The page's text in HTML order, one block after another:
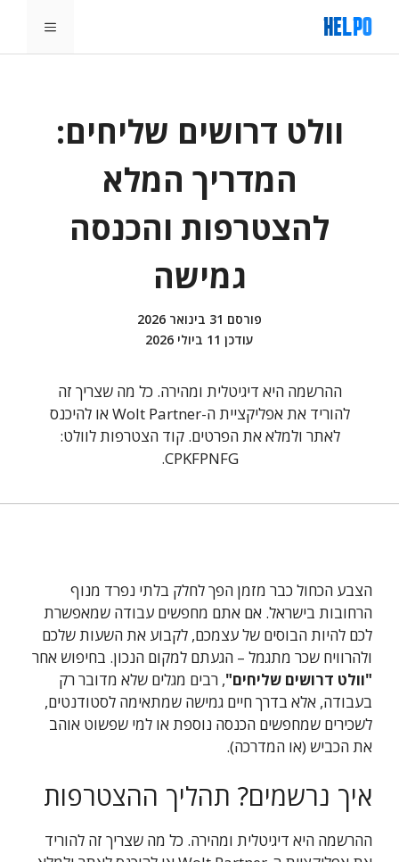
לתוכן
תפריט
וולט דרושים שליחים:
המדריך המלא
להצטרפות והכנסה
גמישה
פורסם 31 בינואר 2026
עודכן 11 ביולי 2026
ההרשמה היא דיגיטלית ומהירה. כל מה שצריך זה
להוריד את אפליקציית ה-Wolt Partner או להיכנס
לאתר ולמלא את הפרטים. קוד הצטרפות לוולט:
CPKFPNFG.
הצבע הכחול כבר מזמן הפך לחלק בלתי נפרד מנוף
הרחובות בישראל. אם אתם מחפשים עבודה שמאפשרת
לכם להיות הבוסים של עצמכם, לקבוע את השעות שלכם
ולהרוויח שכר מתגמל – הגעתם למקום הנכון. בחיפוש אחר
"וולט דרושים שליחים", רבים מגלים שלא מדובר רק
בעבודה, אלא בדרך חיים גמישה שמתאימה לסטודנטים,
לשכירים שמחפשים הכנסה נוספת או למי שפשוט אוהב
את הכביש (או המדרכה).
איך נרשמים? תהליך ההצטרפות
ההרשמה היא דיגיטלית ומהירה. כל מה שצריך זה להוריד